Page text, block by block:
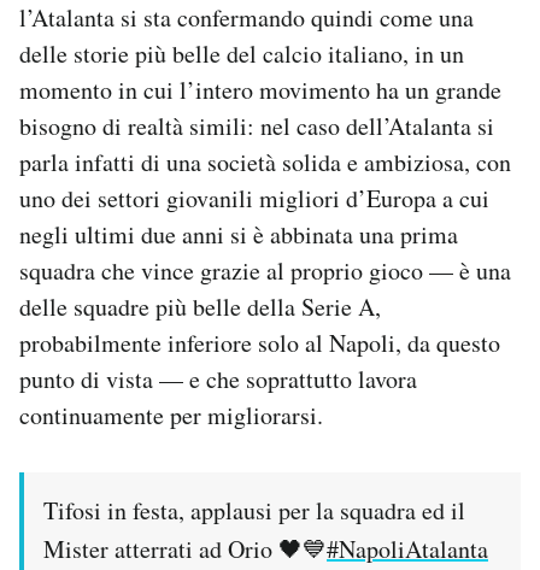
l’Atalanta si sta confermando quindi come una
delle storie più belle del calcio italiano, in un
momento in cui l’intero movimento ha un grande
bisogno di realtà simili: nel caso dell’Atalanta si
parla infatti di una società solida e ambiziosa, con
uno dei settori giovanili migliori d’Europa a cui
negli ultimi due anni si è abbinata una prima
squadra che vince grazie al proprio gioco — è una
delle squadre più belle della Serie A,
probabilmente inferiore solo al Napoli, da questo
punto di vista — e che soprattutto lavora
continuamente per migliorarsi.
Tifosi in festa, applausi per la squadra ed il
Mister atterrati ad Orio 🖤💙#NapoliAtalanta